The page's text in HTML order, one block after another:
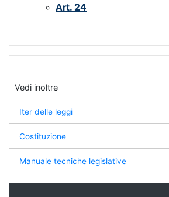
Art. 24
Vedi inoltre
Iter delle leggi
Costituzione
Manuale tecniche legislative